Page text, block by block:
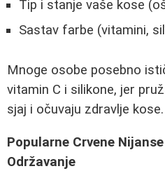
Tip i stanje vaše kose
Sastav farbe (vitamini,
Mnoge osobe posebno
vitamin C i silikone, jer
sjaj i očuvaju zdravlje kose.
Popularne Crvene
Održavanje